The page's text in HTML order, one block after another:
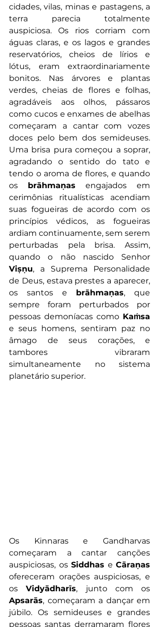
cidades, vilas, minas e pastagens, a
terra parecia totalmente
auspiciosa. Os rios corriam com
águas claras, e os lagos e grandes
reservatórios, cheios de lírios e
lótus, eram extraordinariamente
bonitos. Nas árvores e plantas
verdes, cheias de flores e folhas,
agradáveis aos olhos, pássaros
como cucos e enxames de abelhas
começaram a cantar com vozes
doces pelo bem dos semideuses.
Uma brisa pura começou a soprar,
agradando o sentido do tato e
tendo o aroma de flores, e quando
os brāhmaṇas engajados em
cerimônias ritualísticas acendiam
suas fogueiras de acordo com os
princípios védicos, as fogueiras
ardiam continuamente, sem serem
perturbadas pela brisa. Assim,
Viṣṇu, a Suprema Personalidade
de Deus, estava prestes a aparecer,
os santos e brāhmaṇas, que
sempre foram perturbados por
pessoas demoníacas como Kaṁsa
e seus homens, sentiram paz no
âmago de seus corações, e
tambores vibraram
simultaneamente no sistema
planetário superior.
Os Kinnaras e Gandharvas
começaram a cantar canções
auspiciosas, os Siddhas e
ofereceram orações auspiciosas, e
os Vidyādharīs
Apsarās, começaram a dançar em
júbilo. Os semideuses e grandes
pessoas santas derramaram flores